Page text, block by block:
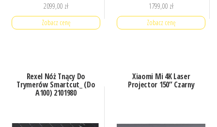
2099,00 zł
Zobacz cenę
1799,00 zł
Zobacz cenę
Rexel Nóż Tnący Do
Trymerów Smartcut_ (Do
A100) 2101980
Xiaomi Mi 4K Laser
Projector 150” Czarny